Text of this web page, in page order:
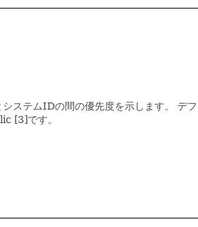
ステムIDの間の優先度を示します。
デフ
[3]です。